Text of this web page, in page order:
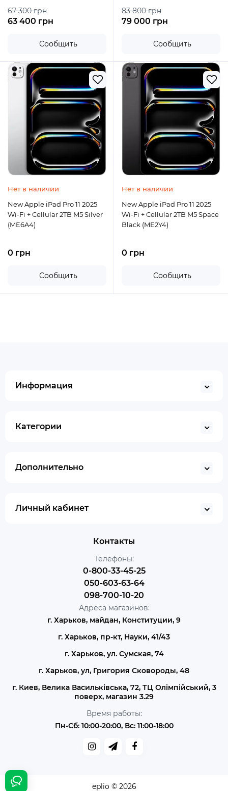
67 300 грн
63 400 грн
Сообщить
83 800 грн
79 000 грн
Сообщить
Нет в наличии
New Apple iPad Pro 11 2025
Wi-Fi + Cellular 2TB M5 Silver
(ME6A4)
0 грн
Сообщить
Нет в наличии
New Apple iPad Pro 11 2025
Wi-Fi + Cellular 2TB M5 Space
Black (ME2Y4)
0 грн
Сообщить
Информация
Категории
Дополнительно
Личный кабинет
Контакты
Телефоны:
0-800-33-45-25
050-603-63-64
098-700-10-20
Адреса магазинов:
г. Харьков, майдан, Конституции, 9
г. Харьков, пр-кт, Науки, 41/43
г. Харьков, ул. Сумская, 74
г. Харьков, ул, Григория Сковороды, 48
г. Киев, Велика Васильківська, 72, ТЦ Олімпійський, 3
поверх, магазин 3.29
Время работы:
Пн-Сб: 10:00-20:00, Вс: 11:00-18:00
eplio © 2026